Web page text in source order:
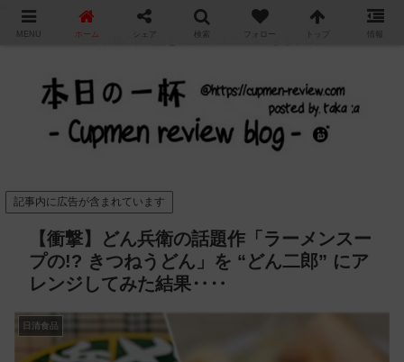
カップ麺の新商品をレビュー / アレンジするブログ
記事内に広告が含まれています
【衝撃】どん兵衛の話題作「ラーメンスー
プの!? きつねうどん」を “どん二郎” にア
レンジしてみた結果‥‥
日清食品
MENU ホーム シェア 検索 フォロー トップ 情報